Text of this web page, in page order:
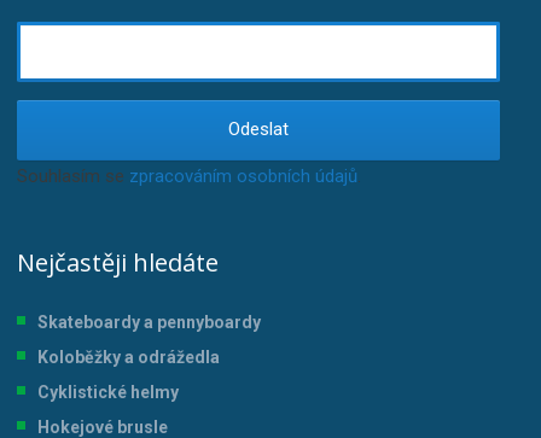
Odeslat
Souhlasím se zpracováním osobních údajů.
Nejčastěji hledáte
Skateboardy a pennyboardy
Koloběžky a odrážedla
Cyklistické helmy
Hokejové brusle